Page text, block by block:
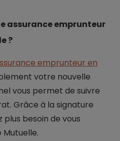
assurance emprunteur
?
emprunteur en
votre nouvelle
vous permet de suivre
Grâce à la signature
plus besoin de vous